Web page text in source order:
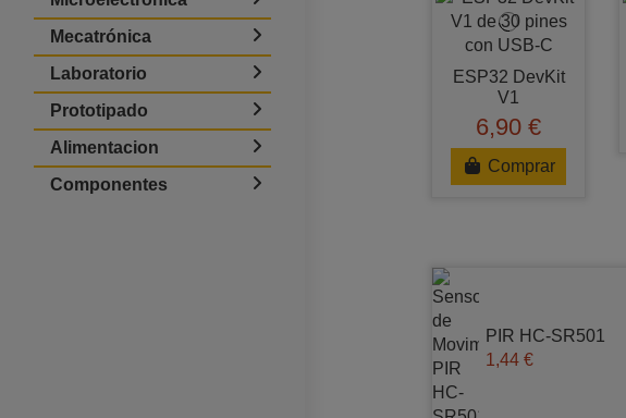
Mecatrónica
Laboratorio
Prototipado
Alimentacion
Componentes
ESP32 DevKit
V1
6,90 €
Comprar
PIR HC-SR501
1,44 €